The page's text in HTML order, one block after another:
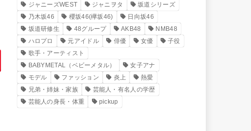
ジャニーズWEST
ジャニヲタ
坂道シリーズ
乃木坂46
櫻坂46(欅坂46)
日向坂46
坂道研修生
48グループ AKB48
NMB48
ハロプロ
元アイドル 俳優 女優
子役
歌手・アーティスト
BABYMETAL（ベビーメタル）
女子アナ
モデル
ファッション 炎上
熱愛
兄弟・姉妹・家族
芸能人・有名人の学歴
芸能人の身長・体重
pickup